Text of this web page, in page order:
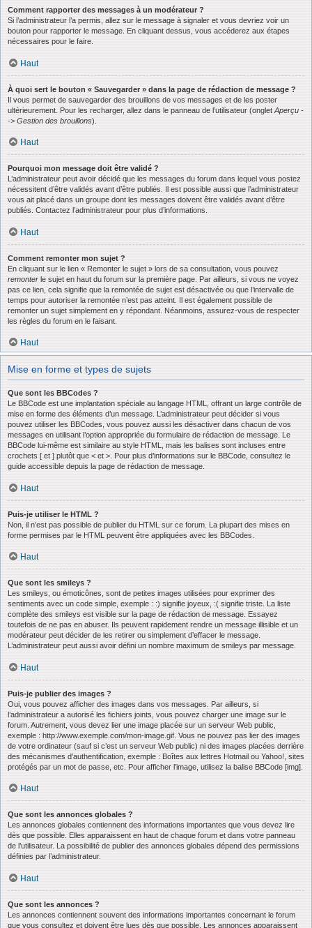
Comment rapporter des messages à un modérateur ?
Si l’administrateur l’a permis, allez sur le message à signaler et vous devriez voir un
bouton pour rapporter le message. En cliquant dessus, vous accéderez aux étapes
nécessaires pour le faire.
Haut
À quoi sert le bouton « Sauvegarder » dans la page de rédaction de message ?
Il vous permet de sauvegarder des brouillons de vos messages et de les poster
ultérieurement. Pour les recharger, allez dans le panneau de l’utilisateur (onglet Aperçu -
-> Gestion des brouillons).
Haut
Pourquoi mon message doit être validé ?
L’administrateur peut avoir décidé que les messages du forum dans lequel vous postez
nécessitent d’être validés avant d’être publiés. Il est possible aussi que l’administrateur
vous ait placé dans un groupe dont les messages doivent être validés avant d’être
publiés. Contactez l’administrateur pour plus d’informations.
Haut
Comment remonter mon sujet ?
En cliquant sur le lien « Remonter le sujet » lors de sa consultation, vous pouvez
remonter le sujet en haut du forum sur la première page. Par ailleurs, si vous ne voyez
pas ce lien, cela signifie que la remontée de sujet est désactivée ou que l’intervalle de
temps pour autoriser la remontée n’est pas atteint. Il est également possible de
remonter un sujet simplement en y répondant. Néanmoins, assurez-vous de respecter
les règles du forum en le faisant.
Haut
Mise en forme et types de sujets
Que sont les BBCodes ?
Le BBCode est une implantation spéciale au langage HTML, offrant un large contrôle de
mise en forme des éléments d’un message. L’administrateur peut décider si vous
pouvez utiliser les BBCodes, vous pouvez aussi les désactiver dans chacun de vos
messages en utilisant l’option appropriée du formulaire de rédaction de message. Le
BBCode lui-même est similaire au style HTML, mais les balises sont incluses entre
crochets [ et ] plutôt que < et >. Pour plus d’informations sur le BBCode, consultez le
guide accessible depuis la page de rédaction de message.
Haut
Puis-je utiliser le HTML ?
Non, il n’est pas possible de publier du HTML sur ce forum. La plupart des mises en
forme permises par le HTML peuvent être appliquées avec les BBCodes.
Haut
Que sont les smileys ?
Les smileys, ou émoticônes, sont de petites images utilisées pour exprimer des
sentiments avec un code simple, exemple : :) signifie joyeux, :( signifie triste. La liste
complète des smileys est visible sur la page de rédaction de message. Essayez
toutefois de ne pas en abuser. Ils peuvent rapidement rendre un message illisible et un
modérateur peut décider de les retirer ou simplement d’effacer le message.
L’administrateur peut aussi avoir défini un nombre maximum de smileys par message.
Haut
Puis-je publier des images ?
Oui, vous pouvez afficher des images dans vos messages. Par ailleurs, si
l’administrateur a autorisé les fichiers joints, vous pouvez charger une image sur le
forum. Autrement, vous devez lier une image placée sur un serveur Web public,
exemple : http://www.exemple.com/mon-image.gif. Vous ne pouvez pas lier des images
de votre ordinateur (sauf si c’est un serveur Web public) ni des images placées derrière
des mécanismes d’authentification, exemple : Boîtes aux lettres Hotmail ou Yahoo!, sites
protégés par un mot de passe, etc. Pour afficher l’image, utilisez la balise BBCode [img].
Haut
Que sont les annonces globales ?
Les annonces globales contiennent des informations importantes que vous devez lire
dès que possible. Elles apparaissent en haut de chaque forum et dans votre panneau
de l’utilisateur. La possibilité de publier des annonces globales dépend des permissions
définies par l’administrateur.
Haut
Que sont les annonces ?
Les annonces contiennent souvent des informations importantes concernant le forum
que vous consultez et doivent être lues dès que possible. Les annonces apparaissent